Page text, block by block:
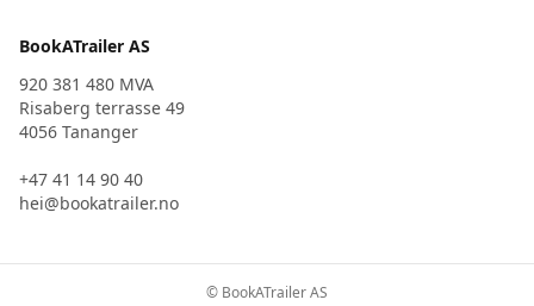
BookATrailer AS
920 381 480 MVA
Risaberg terrasse 49
4056 Tananger
+47 41 14 90 40
hei@bookatrailer.no
© BookATrailer AS